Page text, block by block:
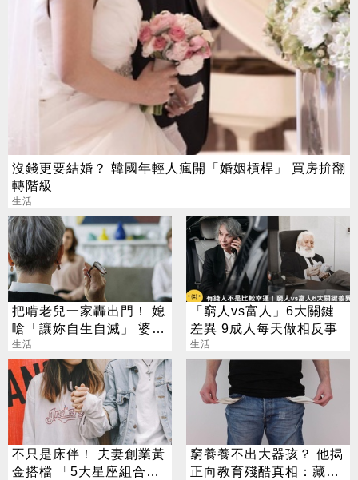
沒錢更要結婚？ 韓國年輕人瘋開「婚姻槓桿」 買房拚翻
轉階級
生活
把啃老兒一家轟出門！ 媳
嗆「讓妳自生自滅」 婆笑
酸：沒本事
生活
「窮人vs富人」6大關鍵
差異 9成人每天做相反事
生活
不只是床伴！ 夫妻創業黃
金搭檔 「5大星座組合」
窮養養不出大器孩？ 他揭
正向教育殘酷真相：藏了